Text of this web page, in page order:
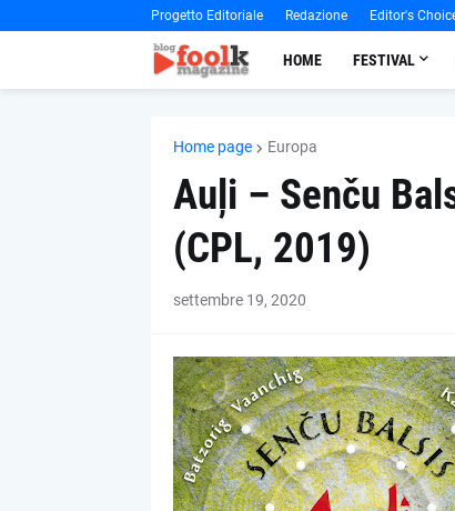
Progetto Editoriale Redazione Editor's
HOME FESTIVAL
Home page Europa
Auļi – Senču
(CPL, 2019)
settembre 19, 2020